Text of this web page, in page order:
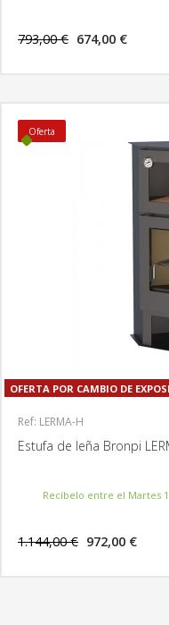
793,00 € 674,00 €
Oferta
OFERTA POR CAMBIO DE
Ref: LERMA-H
Estufa de leña Bronpi
Recíbelo entre el Martes
1.144,00 € 972,00 €